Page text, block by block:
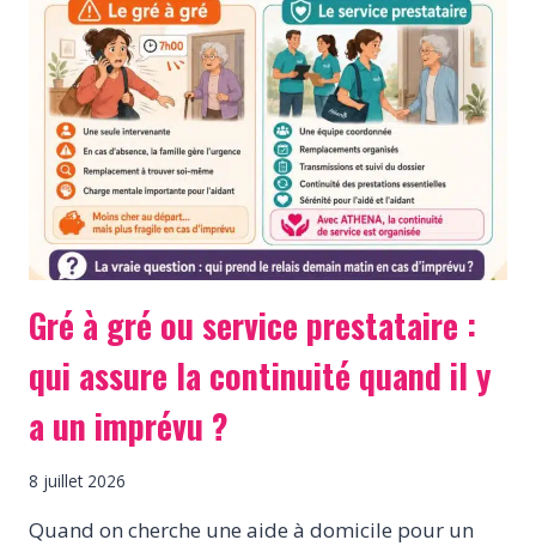
Gré à gré ou service prestataire :
qui assure la continuité quand il y
a un imprévu ?
8 juillet 2026
Quand on cherche une aide à domicile pour un